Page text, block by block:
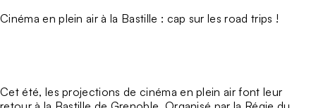
Cinéma en plein air à la Bastille : cap sur les road trips !
Cet été, les projections de cinéma en plein air font leur